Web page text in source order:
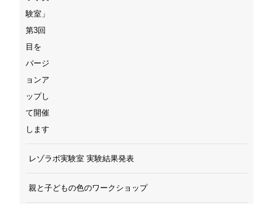
レゾラボ実験室 実験結果発表
親と子どもの色のワークショップ